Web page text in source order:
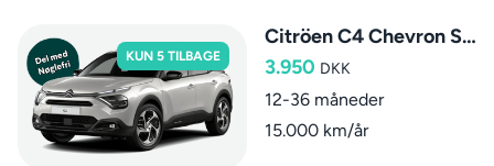
KUN 5 TILBAGE
Citröen C4 Chevron Sport AUT.
3.950 DKK
12-36 måneder
15.000 km/år